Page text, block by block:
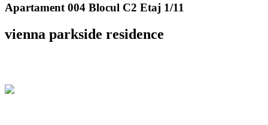
Apartament 004 Blocul C2 Etaj 1/11
vienna parkside residence